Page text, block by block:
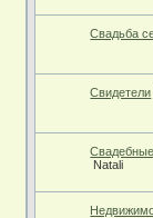
Свадьба
Свидетели
Natali